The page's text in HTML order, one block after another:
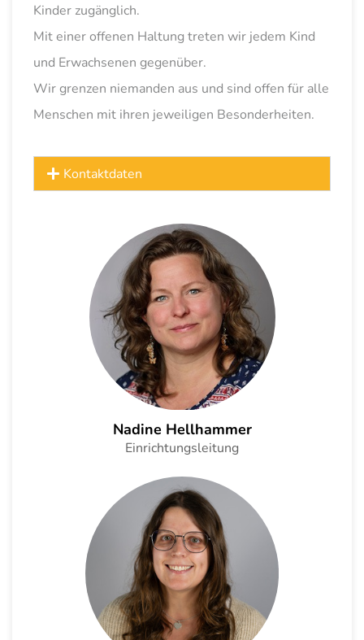
Kinder zugänglich.
Mit einer offenen Haltung treten wir jedem Kind
und Erwachsenen gegenüber.
Wir grenzen niemanden aus und sind offen für alle
Menschen mit ihren jeweiligen Besonderheiten.
Kontaktdaten
Nadine Hellhammer
Einrichtungsleitung